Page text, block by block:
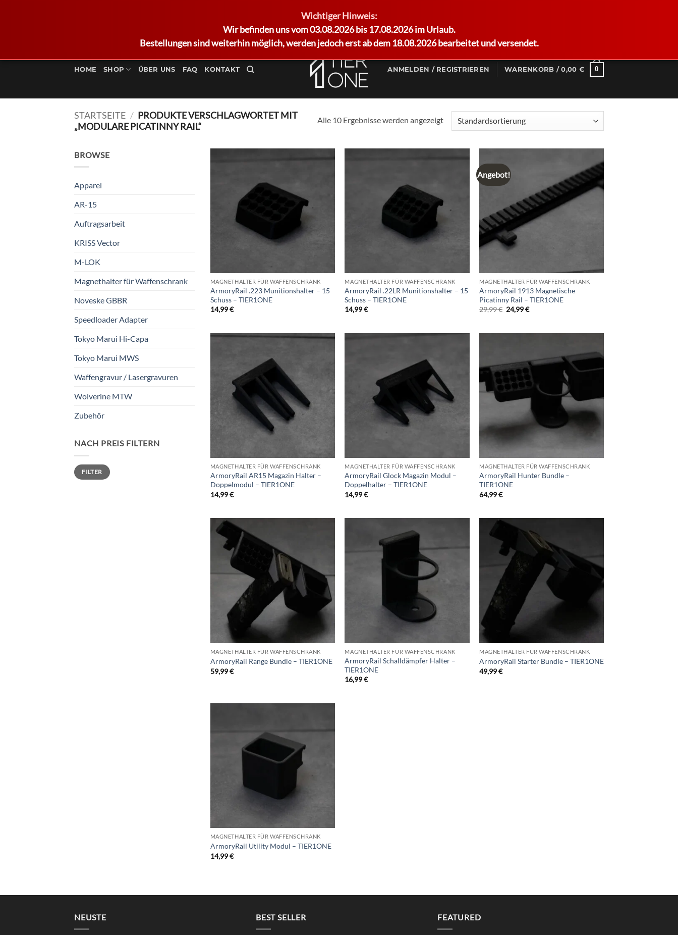
Wichtiger Hinweis:
Wir befinden uns vom 03.08.2026 bis 17.08.2026 im Urlaub.
Bestellungen sind weiterhin möglich, werden jedoch erst ab dem 18.08.2026 bearbeitet und versendet.
Inhalt
HOME SHOP ÜBER UNS FAQ KONTAKT ANMELDEN / REGISTRIEREN WARENKORB /0,00 € 0
STARTSEITE / PRODUKTE VERSCHLAGWORTET MIT
„MODULARE PICATINNY RAIL“
Alle 10 Ergebnisse werden angezeigt
BROWSE
Apparel
AR-15
Auftragsarbeit
KRISS Vector
M-LOK
Magnethalter für Waffenschrank
Noveske GBBR
Speedloader Adapter
Tokyo Marui Hi-Capa
Tokyo Marui MWS
Waffengravur / Lasergravuren
Wolverine MTW
Zubehör
NACH PREIS FILTERN
Min.
Preis
Max.
PreisFILTER
MAGNETHALTER FÜR WAFFENSCHRANK
ArmoryRail .223 Munitionshalter – 15
Schuss – TIER1ONE
14,99€
MAGNETHALTER FÜR WAFFENSCHRANK
ArmoryRail .22LR Munitionshalter – 15
Schuss – TIER1ONE
14,99€
Angebot!
Add to
wishlist
MAGNETHALTER FÜR WAFFENSCHRANK
ArmoryRail 1913 Magnetische
Picatinny Rail – TIER1ONE
29,99€ Ursprünglicher
Preis
24,99€Aktueller
MAGNETHALTER FÜR WAFFENSCHRANK
ArmoryRail AR15 Magazin Halter –
Doppelmodul – TIER1ONE
14,99€
MAGNETHALTER FÜR WAFFENSCHRANK
ArmoryRail Glock Magazin Modul –
Doppelhalter – TIER1ONE
14,99€
Add to
wishlist
MAGNETHALTER FÜR WAFFENSCHRANK
ArmoryRail Hunter Bundle –
TIER1ONE
64,99€
MAGNETHALTER FÜR WAFFENSCHRANK
ArmoryRail Range Bundle – TIER1ONE
59,99€
Add to
MAGNETHALTER FÜR WAFFENSCHRANK
ArmoryRail Schalldämpfer Halter –
TIER1ONE
16,99€
MAGNETHALTER FÜR WAFFENSCHRANK
ArmoryRail Starter Bundle – TIER1ONE
49,99€
MAGNETHALTER FÜR WAFFENSCHRANK
ArmoryRail Utility Modul – TIER1ONE
14,99€
NEUSTE BEST SELLER FEATURED